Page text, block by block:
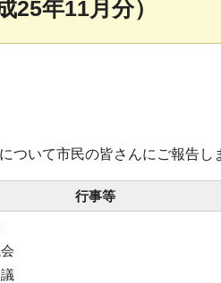
25年11月分）
ついて市民の皆さんにご報告し
行事等